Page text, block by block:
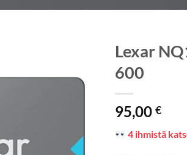
Lexar
600
95,00€
4 ihmistä